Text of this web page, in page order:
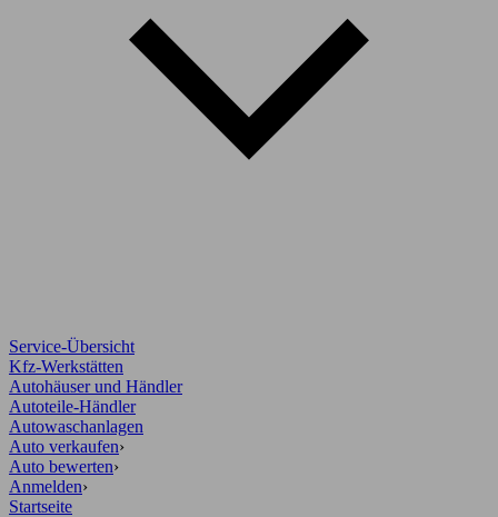
Service-Übersicht
Kfz-Werkstätten
Autohäuser und Händler
Autoteile-Händler
Autowaschanlagen
Auto verkaufen›
Auto bewerten›
Anmelden›
Startseite